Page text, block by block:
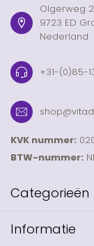
Olgerweg
9723 ED
Nederland
+31-(0)85-
KVK nummer:
BTW-nummer:
Categorieën
Informatie